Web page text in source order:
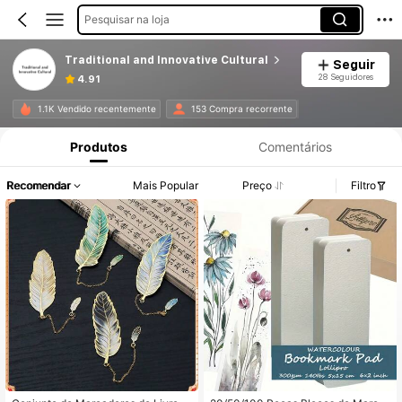
Pesquisar na loja
Traditional and Innovative Cultural
4.91
Seguir
28 Seguidores
1.1K Vendido recentemente 153 Compra recorrente
Produtos Comentários
Recomendar Mais Popular Preço Filtro